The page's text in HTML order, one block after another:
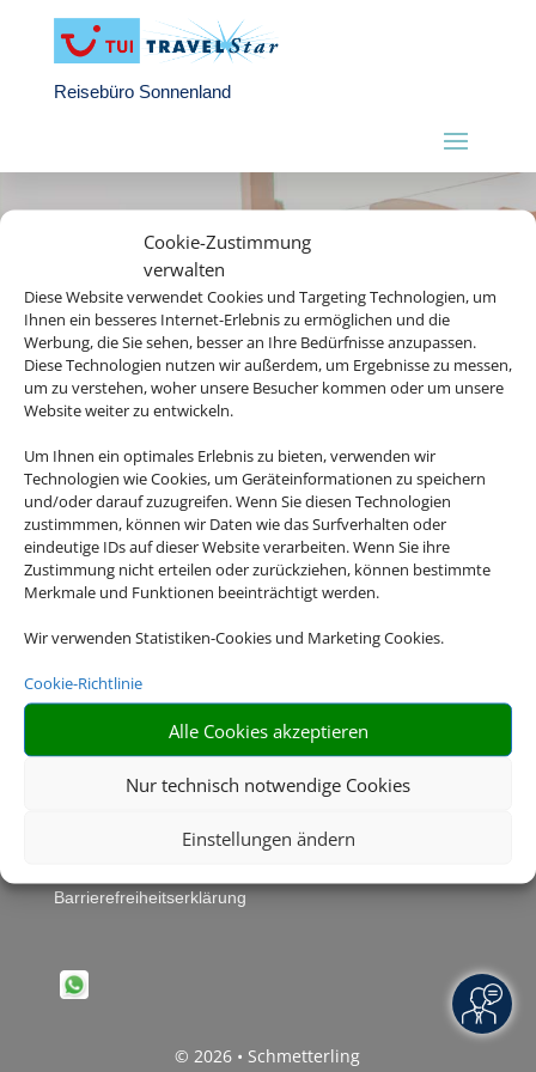
Cookie-Zustimmung
verwalten
Diese Website verwendet Cookies und Targeting Technologien, um
Ihnen ein besseres Internet-Erlebnis zu ermöglichen und die
Werbung, die Sie sehen, besser an Ihre Bedürfnisse anzupassen.
Diese Technologien nutzen wir außerdem, um Ergebnisse zu messen,
um zu verstehen, woher unsere Besucher kommen oder um unsere
Website weiter zu entwickeln.
Um Ihnen ein optimales Erlebnis zu bieten, verwenden wir
Technologien wie Cookies, um Geräteinformationen zu speichern
und/oder darauf zuzugreifen. Wenn Sie diesen Technologien
zustimmmen, können wir Daten wie das Surfverhalten oder
eindeutige IDs auf dieser Website verarbeiten. Wenn Sie ihre
Zustimmung nicht erteilen oder zurückziehen, können bestimmte
Merkmale und Funktionen beeinträchtigt werden.
Wir verwenden Statistiken-Cookies und Marketing Cookies.
Cookie-Richtlinie
Alle Cookies akzeptieren
Nur technisch notwendige Cookies
Einstellungen ändern
Reisebüro Sonnenland
Rechtliche Informationen
Datenschutzerklärung|Online Check-In
Barrierefreiheitserklärung
© 2026 • Schmetterling